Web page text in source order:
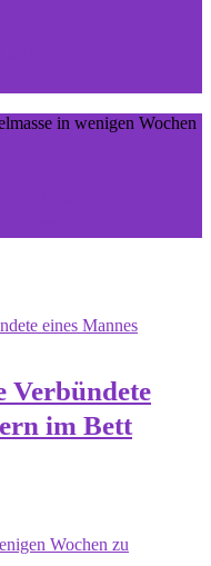
Verbündete
im Bett